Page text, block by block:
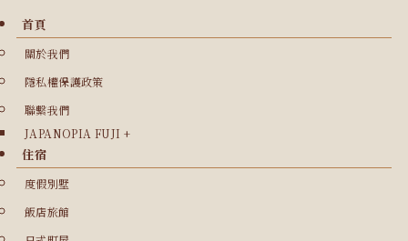
首頁
關於我們
隱私權保護政策
聯繫我們
JAPANOPIA FUJI +
住宿
度假別墅
飯店旅館